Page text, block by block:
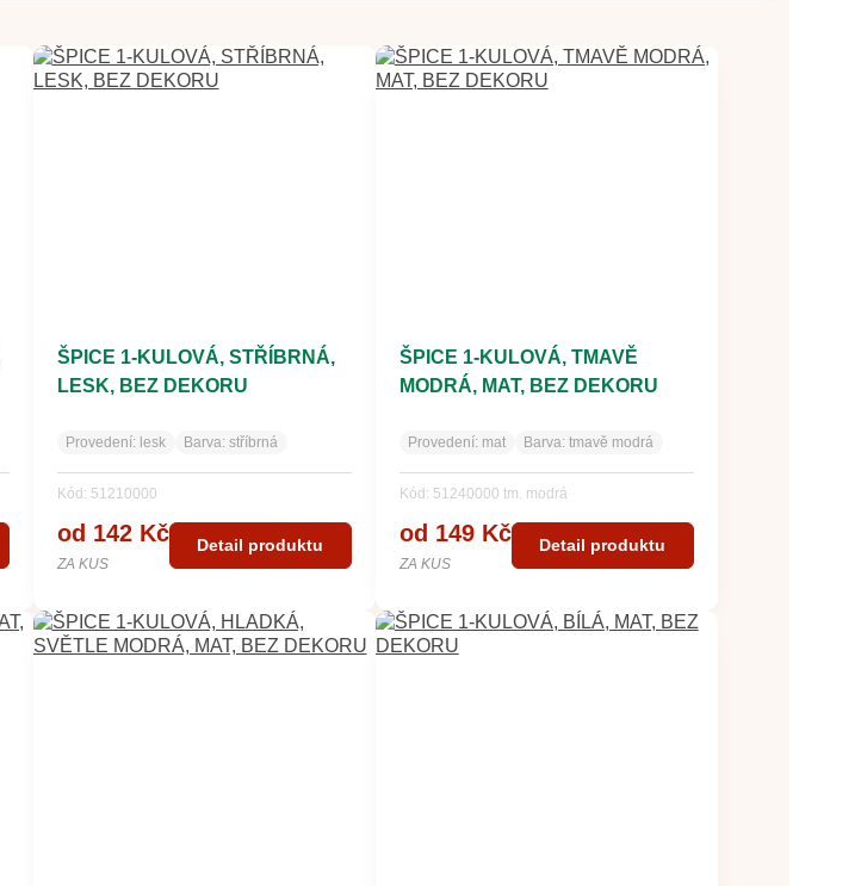
ŠPICE 1-KULOVÁ, STŘÍBRNÁ,
LESK, BEZ DEKORU
Provedení: lesk Barva: stříbrná
Kód: 51210000
od 142 Kč
ZA KUS
Detail produktu
ŠPICE 1-KULOVÁ, TMAVĚ
MODRÁ, MAT, BEZ DEKORU
Provedení: mat Barva:tmavě modrá
Kód: 51240000 tm. modrá
od 149 Kč
ZA KUS
Detail produktu